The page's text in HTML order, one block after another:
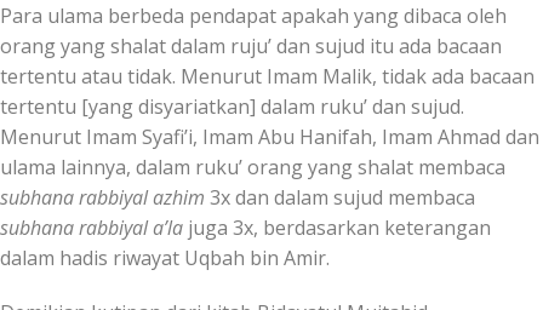
Para ulama berbeda pendapat apakah yang dibaca oleh
orang yang shalat dalam ruju’ dan sujud itu ada bacaan
tertentu atau tidak. Menurut Imam Malik, tidak ada bacaan
tertentu [yang disyariatkan] dalam ruku’ dan sujud.
Menurut Imam Syafi’i, Imam Abu Hanifah, Imam Ahmad dan
ulama lainnya, dalam ruku’ orang yang shalat membaca
subhana rabbiyal azhim 3x dan dalam sujud membaca
subhana rabbiyal a’la juga 3x, berdasarkan keterangan
dalam hadis riwayat Uqbah bin Amir.